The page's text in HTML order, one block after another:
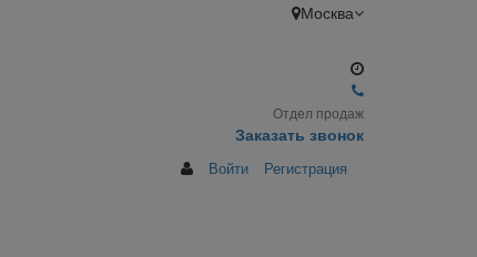
Москва
Отдел продаж
Заказать звонок
Войти Регистрация